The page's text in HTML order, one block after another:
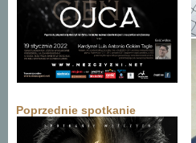
Poprzednie spotkanie